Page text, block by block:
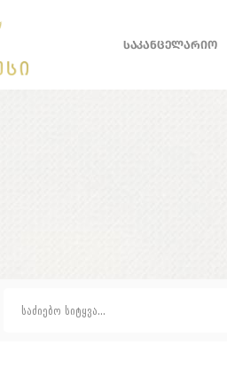
ᲡᲐᲙᲐᲜᲪᲔᲚᲐᲠᲘᲝ